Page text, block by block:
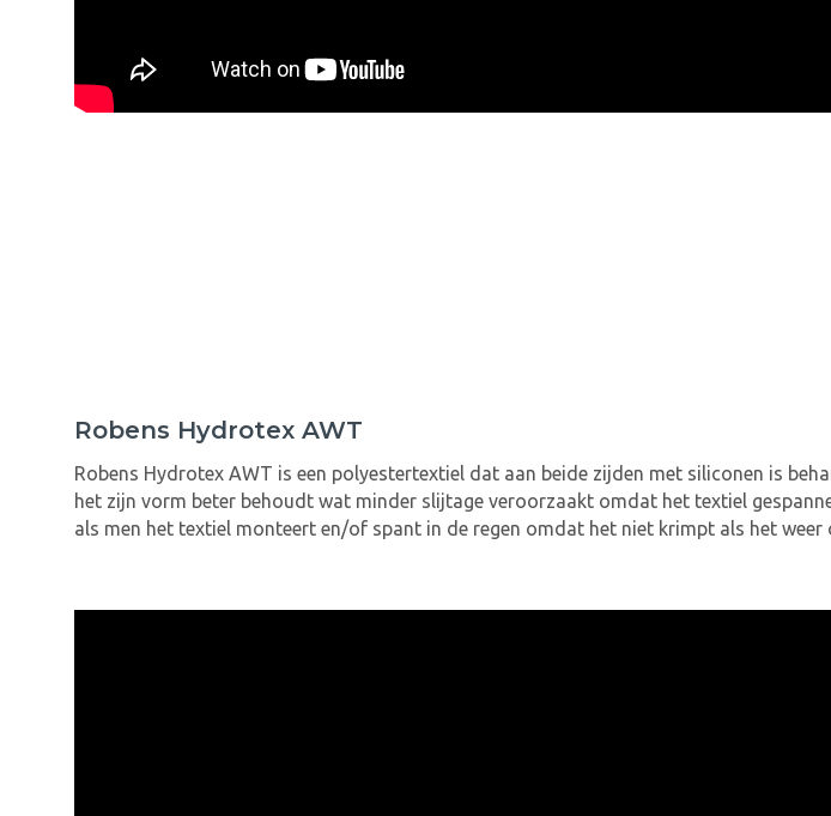
Robens Hydrotex AWT
Robens Hydrotex AWT is een polyestertextiel dat aan beide zijden met siliconen is
het zijn vorm beter behoudt wat minder slijtage veroorzaakt omdat het textiel
als men het textiel monteert en/of spant in de regen omdat het niet krimpt als het weer